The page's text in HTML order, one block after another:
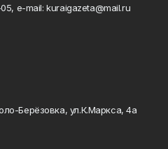
e-mail: kuraigazeta@mail.ru
Берёзовка, ул.К.Маркса, 4а